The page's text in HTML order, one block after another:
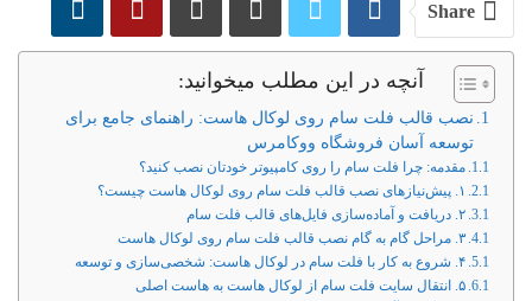
Share
آنچه در این مطلب میخوانید:
نصب قالب فلت سام روی لوکال هاست: راهنمای جامع برای
توسعه آسان فروشگاه ووکامرس
مقدمه: چرا فلت سام را روی کامپیوتر خودتان نصب کنید؟
۱. پیش‌نیازهای نصب قالب فلت سام روی لوکال هاست چیست؟
۲. دریافت و آماده‌سازی فایل‌های قالب فلت سام
۳. مراحل گام به گام نصب قالب فلت سام روی لوکال هاست
۴. شروع به کار با فلت سام در لوکال هاست: شخصی‌سازی و توسعه
۵. انتقال سایت فلت سام از لوکال هاست به هاست اصلی